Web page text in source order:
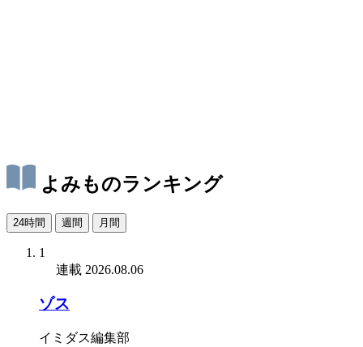
よみものランキング
24時間 週間 月間
1
連載 2026.08.06
ゾス
イミダス編集部